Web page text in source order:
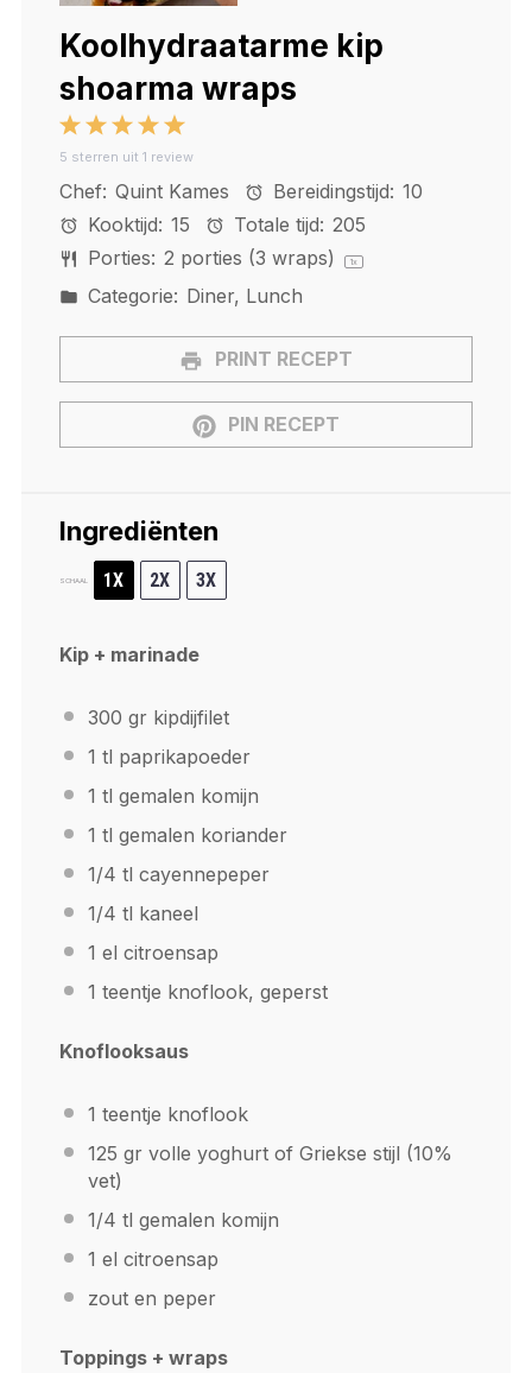
Koolhydraatarme kip
shoarma wraps
5
Stars
4
Stars
3
Stars
2
Stars
1
Star
5 sterren uit 1 review
Chef: Quint Kames Bereidingstijd: 10
Kooktijd: 15 Totale tijd: 205
Porties: 2 porties (3 wraps) 1x
Categorie: Diner, Lunch
PRINT RECEPT
PIN RECEPT
Ingrediënten
SCHAAL 1X 2X 3X
Kip + marinade
300 gr kipdijfilet
1 tl paprikapoeder
1 tl gemalen komijn
1 tl gemalen koriander
1/4 tl cayennepeper
1/4 tl kaneel
1 el citroensap
1 teentje knoflook, geperst
Knoflooksaus
1 teentje knoflook
125 gr volle yoghurt of Griekse stijl (10%
vet)
1/4 tl gemalen komijn
1 el citroensap
zout en peper
Toppings + wraps